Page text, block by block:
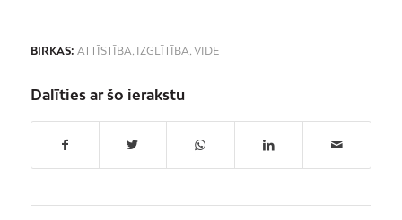
BIRKAS: ATTĪSTĪBA, IZGLĪTĪBA, VIDE
Dalīties ar šo ierakstu